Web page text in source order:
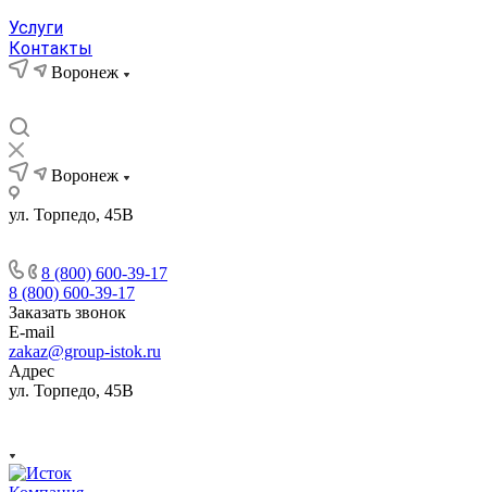
Услуги
Контакты
Воронеж
Воронеж
ул. Торпедо, 45В
8 (800) 600-39-17
8 (800) 600-39-17
Заказать звонок
E-mail
zakaz@group-istok.ru
Адрес
ул. Торпедо, 45В